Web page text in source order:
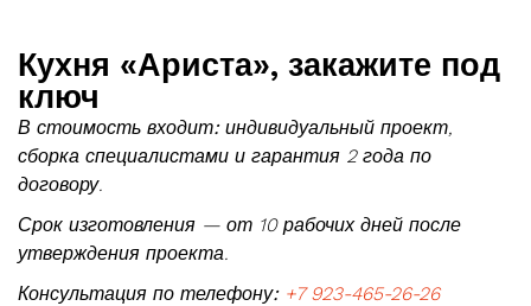
Кухня «Ариста», закажите под
ключ
В стоимость входит:индивидуальный проект,
сборка специалистами и гарантия 2 года по
договору.
Срок изготовления — от 10 рабочих дней после
утверждения проекта.
Консультация по телефону: +7 923-465-26-26